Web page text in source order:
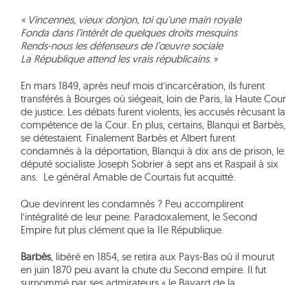
« Vincennes, vieux donjon, toi qu’une main royale
Fonda dans l’intérêt de quelques droits mesquins
Rends-nous les défenseurs de l’œuvre sociale
La République attend les vrais républicains. »
En mars 1849, après neuf mois d’incarcération, ils furent
transférés à Bourges où siégeait, loin de Paris, la Haute Cour
de justice. Les débats furent violents, les accusés récusant la
compétence de la Cour. En plus, certains, Blanqui et Barbès,
se détestaient. Finalement Barbès et Albert furent
condamnés à la déportation, Blanqui à dix ans de prison, le
député socialiste Joseph Sobrier à sept ans et Raspail à six
ans. Le général Amable de Courtais fut acquitté.
Que devinrent les condamnés ? Peu accomplirent
l’intégralité de leur peine. Paradoxalement, le Second
Empire fut plus clément que la IIe République.
Barbès, libéré en 1854, se retira aux Pays-Bas où il mourut
en juin 1870 peu avant la chute du Second empire. Il fut